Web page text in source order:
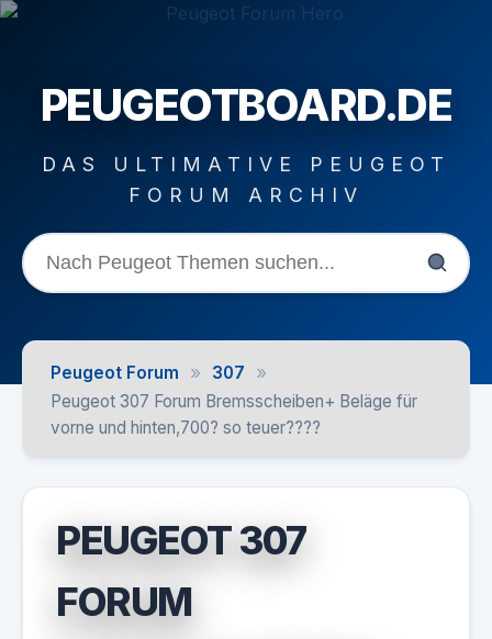
PEUGEOTBOARD.DE
DAS ULTIMATIVE PEUGEOT
FORUM ARCHIV
Peugeot Forum » 307 »
Peugeot 307 Forum Bremsscheiben+ Beläge für
vorne und hinten,700? so teuer????
PEUGEOT 307
FORUM